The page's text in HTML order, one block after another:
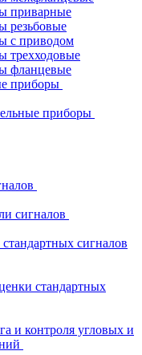
приварные
резьбовые
с приводом
трехходовые
фланцевые
приборы
приборы
сигналов
сигналов
стандартных
и контроля угловых и